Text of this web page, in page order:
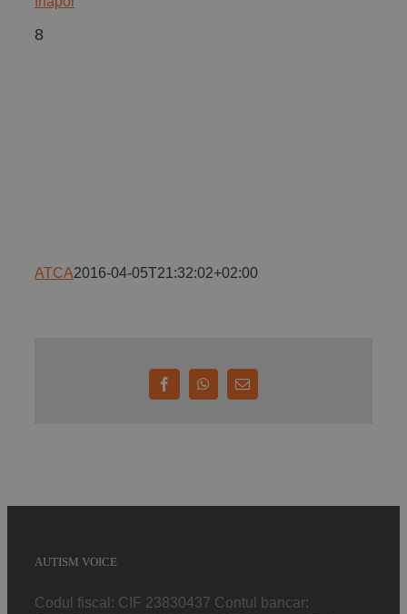
Programe
8
ATCA2016-04-05T21:32:02+02:00
FacebookWhatsApp
E-
AUTISM VOICE
Codul fiscal: CIF 23830437 Contul bancar: